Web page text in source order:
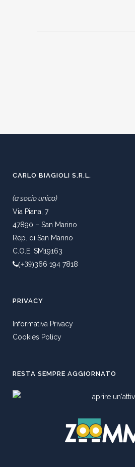
CARLO BIAGIOLI S.R.L.
(a socio unico)
Via Piana, 7
47890 – San Marino
Rep. di San Marino
C.O.E. SM19163
(+39)366 194 7818
PRIVACY
Informativa Privacy
Cookies Policy
RESTA SEMPRE AGGIORNATO